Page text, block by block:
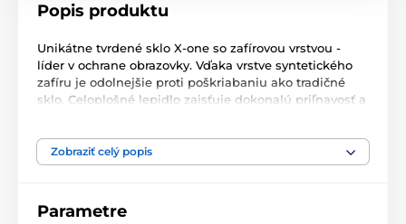
Popis produktu
Unikátne tvrdené sklo X-one so zafírovou vrstvou -
líder v ochrane obrazovky. Vďaka vrstve syntetického
zafíru je odolnejšie proti poškriabaniu ako tradičné
sklo. Celoplošné lepidlo zaisťuje dokonalú priľnavosť a
nachádzajú v prírode - na desaťstupňovej Mohsovej
stupnici je druhý po diamante. V skle existuje jeho
oxidu hlinitého. V praxi je vďaka tejto vysokej tvrdosti
zafírové sklo oveľa odolnejšie voči mechanickému
Zobraziť celý popis
Parametre